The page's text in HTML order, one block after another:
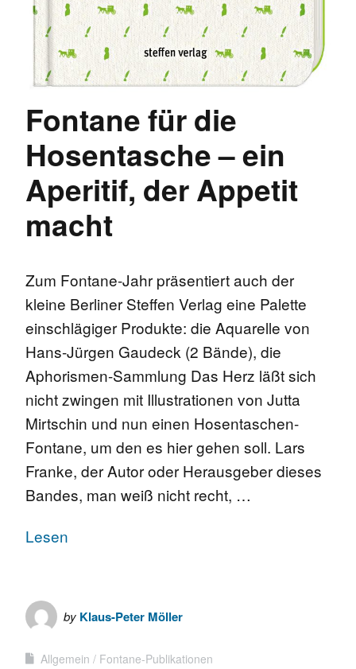
Fontane für die
Hosentasche – ein
Aperitif, der Appetit
macht
Zum Fontane-Jahr präsentiert auch der
kleine Berliner Steffen Verlag eine Palette
einschlägiger Produkte: die Aquarelle von
Hans-Jürgen Gaudeck (2 Bände), die
Aphorismen-Sammlung Das Herz läßt sich
nicht zwingen mit Illustrationen von Jutta
Mirtschin und nun einen Hosentaschen-
Fontane, um den es hier gehen soll. Lars
Franke, der Autor oder Herausgeber dieses
Bandes, man weiß nicht recht, …
Lesen
by Klaus-Peter Möller
Allgemein Fontane-Publikationen